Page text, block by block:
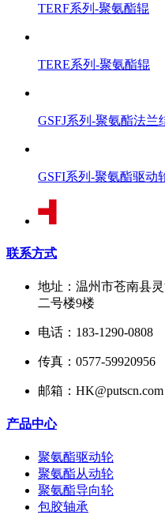
TERF系列-聚氨酯辊
TERE系列-聚氨酯辊
GSFJ系列-聚氨酯法兰
GSFI系列-聚氨酯驱动
联系方式
地址：温州市苍南县
二号楼9楼
电话：183-1290-0808
传真：0577-59920956
邮箱：HK@putscn.com
产品中心
聚氨酯驱动轮
聚氨酯从动轮
聚氨酯导向轮
包胶轴承